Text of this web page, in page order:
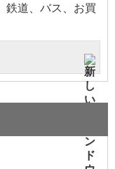
鉄道、バス、お買